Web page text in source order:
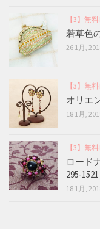
【3】無
若草色
26 1月,
【3】無
オリエ
18 1月,
【3】無
ロード
295-1521
18 1月,